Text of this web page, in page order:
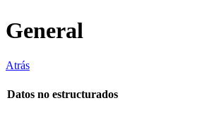
General
Atrás
Datos no estructurados